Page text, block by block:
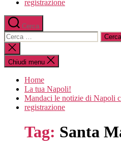
registrazione
Cerca
Cerca:
Chiudi
la
ricerca
Chiudi menu
Home
La tua Napoli!
Mandaci le notizie di Napoli
registrazione
Tag: Santa